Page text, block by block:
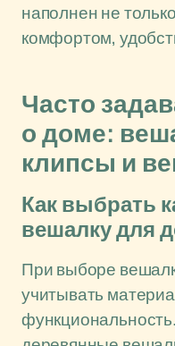
наполнен не
комфортом,
Часто
о доме:
клипсы и
Как выбрать
вешалку для
При выборе
учитывать